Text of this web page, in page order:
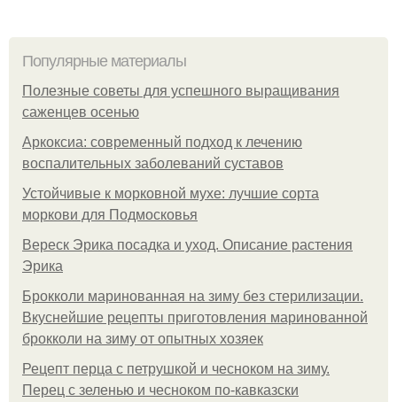
Популярные материалы
Полезные советы для успешного выращивания
саженцев осенью
Аркоксиа: современный подход к лечению
воспалительных заболеваний суставов
Устойчивые к морковной мухе: лучшие сорта
моркови для Подмосковья
Вереск Эрика посадка и уход. Описание растения
Эрика
Брокколи маринованная на зиму без стерилизации.
Вкуснейшие рецепты приготовления маринованной
брокколи на зиму от опытных хозяек
Рецепт перца с петрушкой и чесноком на зиму.
Перец с зеленью и чесноком по-кавказски